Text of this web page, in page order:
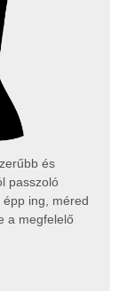
és
passzoló
ing, méred
a megfelelő